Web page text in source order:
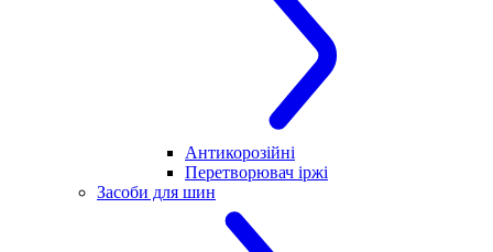
Антикорозійні
Перетворювач іржі
Засоби для шин